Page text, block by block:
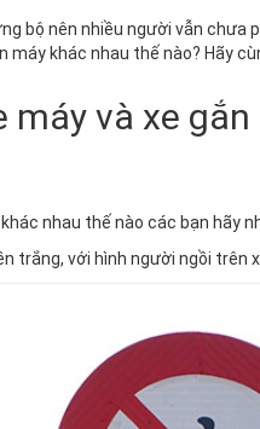
bộ nên nhiều người vẫn chưa
máy khác nhau thế nào? Hãy
máy và xe
nhau thế nào các bạn hãy
trắng, với hình người ngồi trên